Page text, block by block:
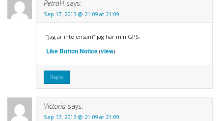
PetraH says:
Sep 17, 2013 @ 21:09 at 21:09
“Jag är inte ensam” jag har min GPS.
Like Button Notice(view)
Reply
Victoria says:
Sep 17, 2013 @ 21:09 at 21:09